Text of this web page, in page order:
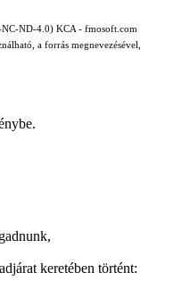
ND-4.0) KCA - fmosoft.com
a forrás megnevezésével,
keretében történt: